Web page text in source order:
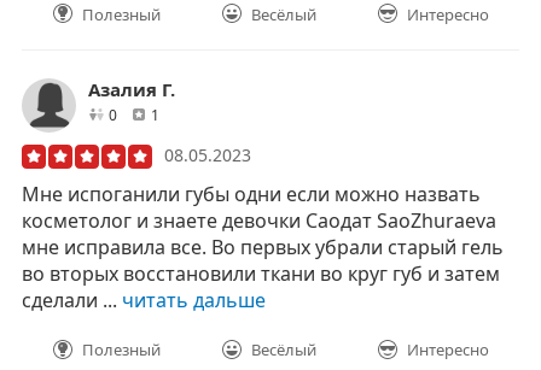
Полезный Весёлый Интересно
Азалия Г.
0друзей1
08.05.2023
Мне испоганили губы одни если можно назвать
косметолог и знаете девочки Саодат SaoZhuraeva
мне исправила все. Во первых убрали старый гель
во вторых восстановили ткани во круг губ и затем
сделали ... читать дальше
Полезный Весёлый Интересно